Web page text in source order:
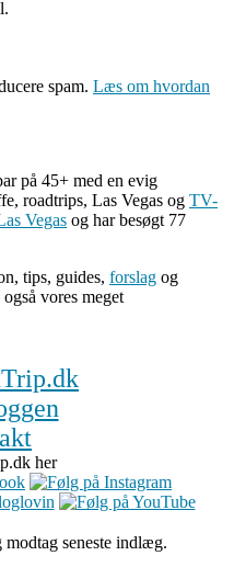
spam. Læs om hvordan
på 45+ med en evig
roadtrips, Las Vegas og TV-
Vegas og har besøgt 77
tips, guides, forslag og
vores meget
her
seneste indlæg.